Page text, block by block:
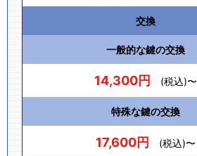
交換
一般的な鍵の交換
14,300円 (税込)〜
特殊な鍵の交換
17,600円 (税込)〜